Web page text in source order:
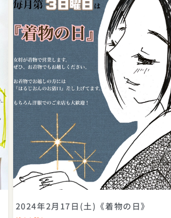
2024年2月17日(土)《着物の日》